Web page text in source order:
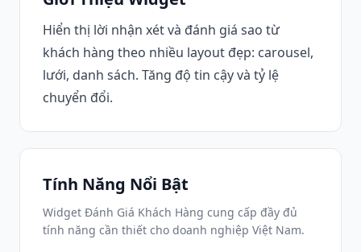
Hiển thị lời nhận xét và đánh giá sao từ
khách hàng theo nhiều layout đẹp: carousel,
lưới, danh sách. Tăng độ tin cậy và tỷ lệ
chuyển đổi.
Tính Năng Nổi Bật
Widget Đánh Giá Khách Hàng cung cấp đầy đủ
tính năng cần thiết cho doanh nghiệp Việt Nam.